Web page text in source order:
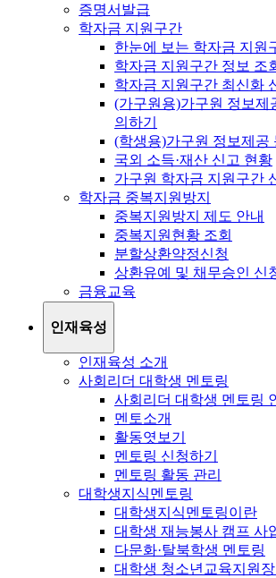
증명서발급
학자금 지원구간
한눈에 보는 학자금 지원
학자금 지원구간 정보 조
학자금 지원구간 최신화
(가구원용)가구원 정보제
의하기
(학생용)가구원 정보제공
국외 소득·재산 신고 현황
가구원 학자금 지원구간
학자금 중복지원방지
중복지원방지 제도 안내
중복지원현황 조회
분할상환약정신청
상환유예 및 채무승인 신
금융교육
인재육성
인재육성 소개
사회리더 대학생 멘토링
사회리더 대학생 멘토링
멘토소개
활동엿보기
멘토링 신청하기
멘토링 활동 관리
대학생지식멘토링
대학생지식멘토링이란
대학생 재능봉사 캠프 사
다문화·탈북학생 멘토링
대학생 청소년교육지원